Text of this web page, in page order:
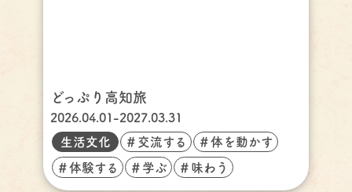
どっぷり高知旅
2026.04.01-2027.03.31
生活文化
＃交流する ＃体を動かす
＃体験する ＃学ぶ ＃味わう